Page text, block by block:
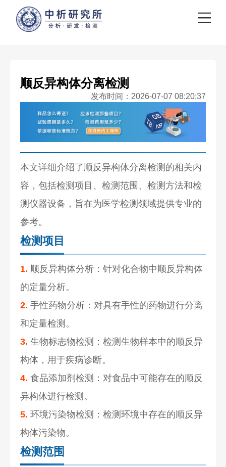
顺反异构体分离检测
发布时间：2026-07-07 08:20:37
本文详细介绍了顺反异构体分离检测的相关内
容，包括检测项目、检测范围、检测方法和检
测仪器设备，旨在为医学检测领域提供专业的
参考。
检测项目
1. 顺反异构体分析：针对化合物中顺反异构体
的定量分析。
2. 手性药物分析：对具有手性的药物进行分离
和定量检测。
3. 生物标志物检测：检测生物样本中的顺反异
构体，用于疾病诊断。
4. 食品添加剂检测：对食品中可能存在的顺反
异构体进行检测。
5. 环境污染物检测：检测环境中存在的顺反异
构体污染物。
检测范围